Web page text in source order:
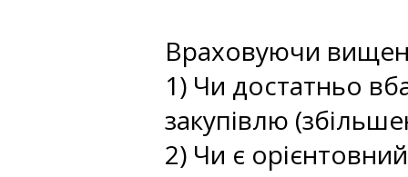
Враховуючи
1) Чи достатньо
закупівлю
2) Чи є